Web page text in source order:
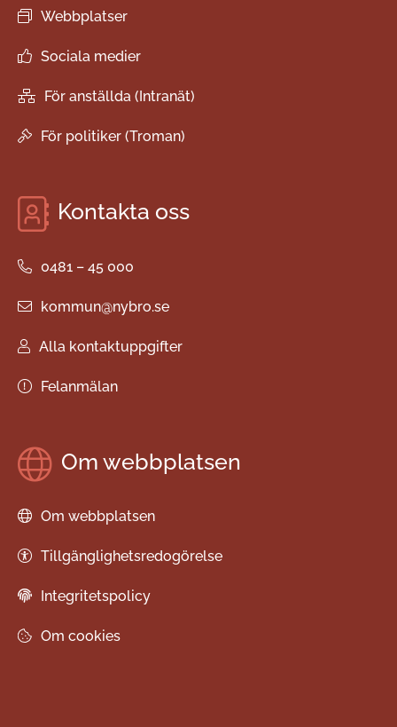
Webbplatser
Sociala medier
För anställda (Intranät)
För politiker (Troman)
Kontakta oss
0481 – 45 000
kommun@nybro.se
Alla kontaktuppgifter
Felanmälan
Om webbplatsen
Om webbplatsen
Tillgänglighetsredogörelse
Integritetspolicy
Om cookies